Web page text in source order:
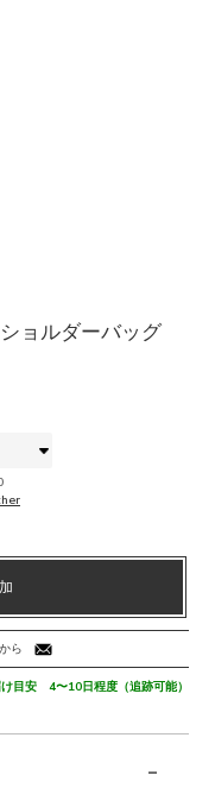
ョルダーバッグ
ら
目安 4〜10日程度（追跡可能）
-